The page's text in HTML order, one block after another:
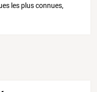
les plus connues,